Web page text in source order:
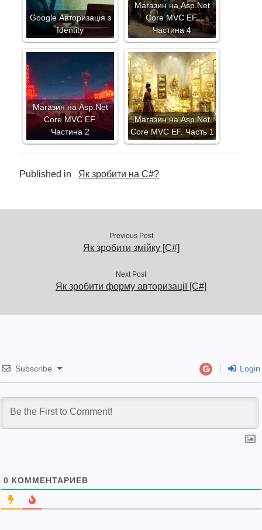
Google Авторизація з
Identity
Магазин на Asp.Net
Core MVC EF.
Частина 4
Магазин на Asp.Net
Core MVC EF.
Частина 2
Магазин на Asp.Net
Core MVC EF. Часть 1
Published in Як зробити на C#?
Previous Post
Як зробити змійку [C#]
Next Post
Як зробити форму авторизації [C#]
Subscribe Login
0 КОММЕНТАРИЕВ